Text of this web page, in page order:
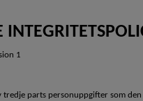
1
tredje parts personuppgifter som den